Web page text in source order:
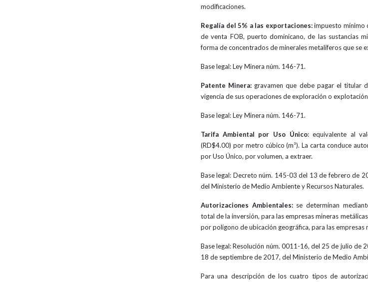
modificaciones.
Regalía del 5% a las exportaciones:impuesto mínimo
de venta FOB, puerto dominicano, de las sustancias
forma de concentrados de minerales metalíferos que se
Base legal: Ley Minera núm. 146-71.
Patente Minera: gravamen que debe pagar el titular
vigencia de sus operaciones de exploración o
Base legal: Ley Minera núm. 146-71.
Tarifa Ambiental por Uso Único: equivalente al
(RD$4.00) por metro cúbico (m³). La carta conduce
por Uso Único, por volumen, a extraer.
Base legal: Decreto núm. 145-03 del 13 de febrero de
del Ministerio de Medio Ambiente y Recursos Naturales.
Autorizaciones Ambientales:se determinan
total de la inversión, para las empresas mineras
por polígono de ubicación geográfica, para las empresas
Base legal: Resolución núm. 0011-16, del 25 de julio de
18 de septiembre de 2017, del Ministerio de Medio
Para una descripción de los cuatro tipos de